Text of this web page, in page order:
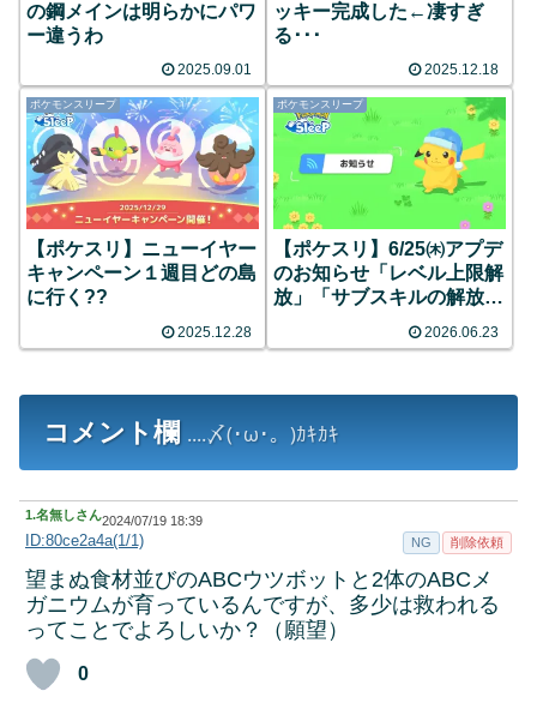
の鋼メインは明らかにパワ
ー違うわ
2025.09.01
ッキー完成した←凄すぎ
る･･･
2025.12.18
ポケモンスリープ
【ポケスリ】ニューイヤー
キャンペーン１週目どの島
に行く??
2025.12.28
ポケモンスリープ
【ポケスリ】6/25㈭アプデ
のお知らせ「レベル上限解
放」「サブスキルの解放レ
2026.06.23
コメント欄 ....〆(･ω･。)ｶｷｶｷ
1.名無しさん2024/07/19 18:39
ID:80ce2a4a(1/1) NG 削除依頼
望まぬ食材並びのABCウツボットと2体のABCメ
ガニウムが育っているんですが、多少は救われる
ってことでよろしいか？（願望）
0